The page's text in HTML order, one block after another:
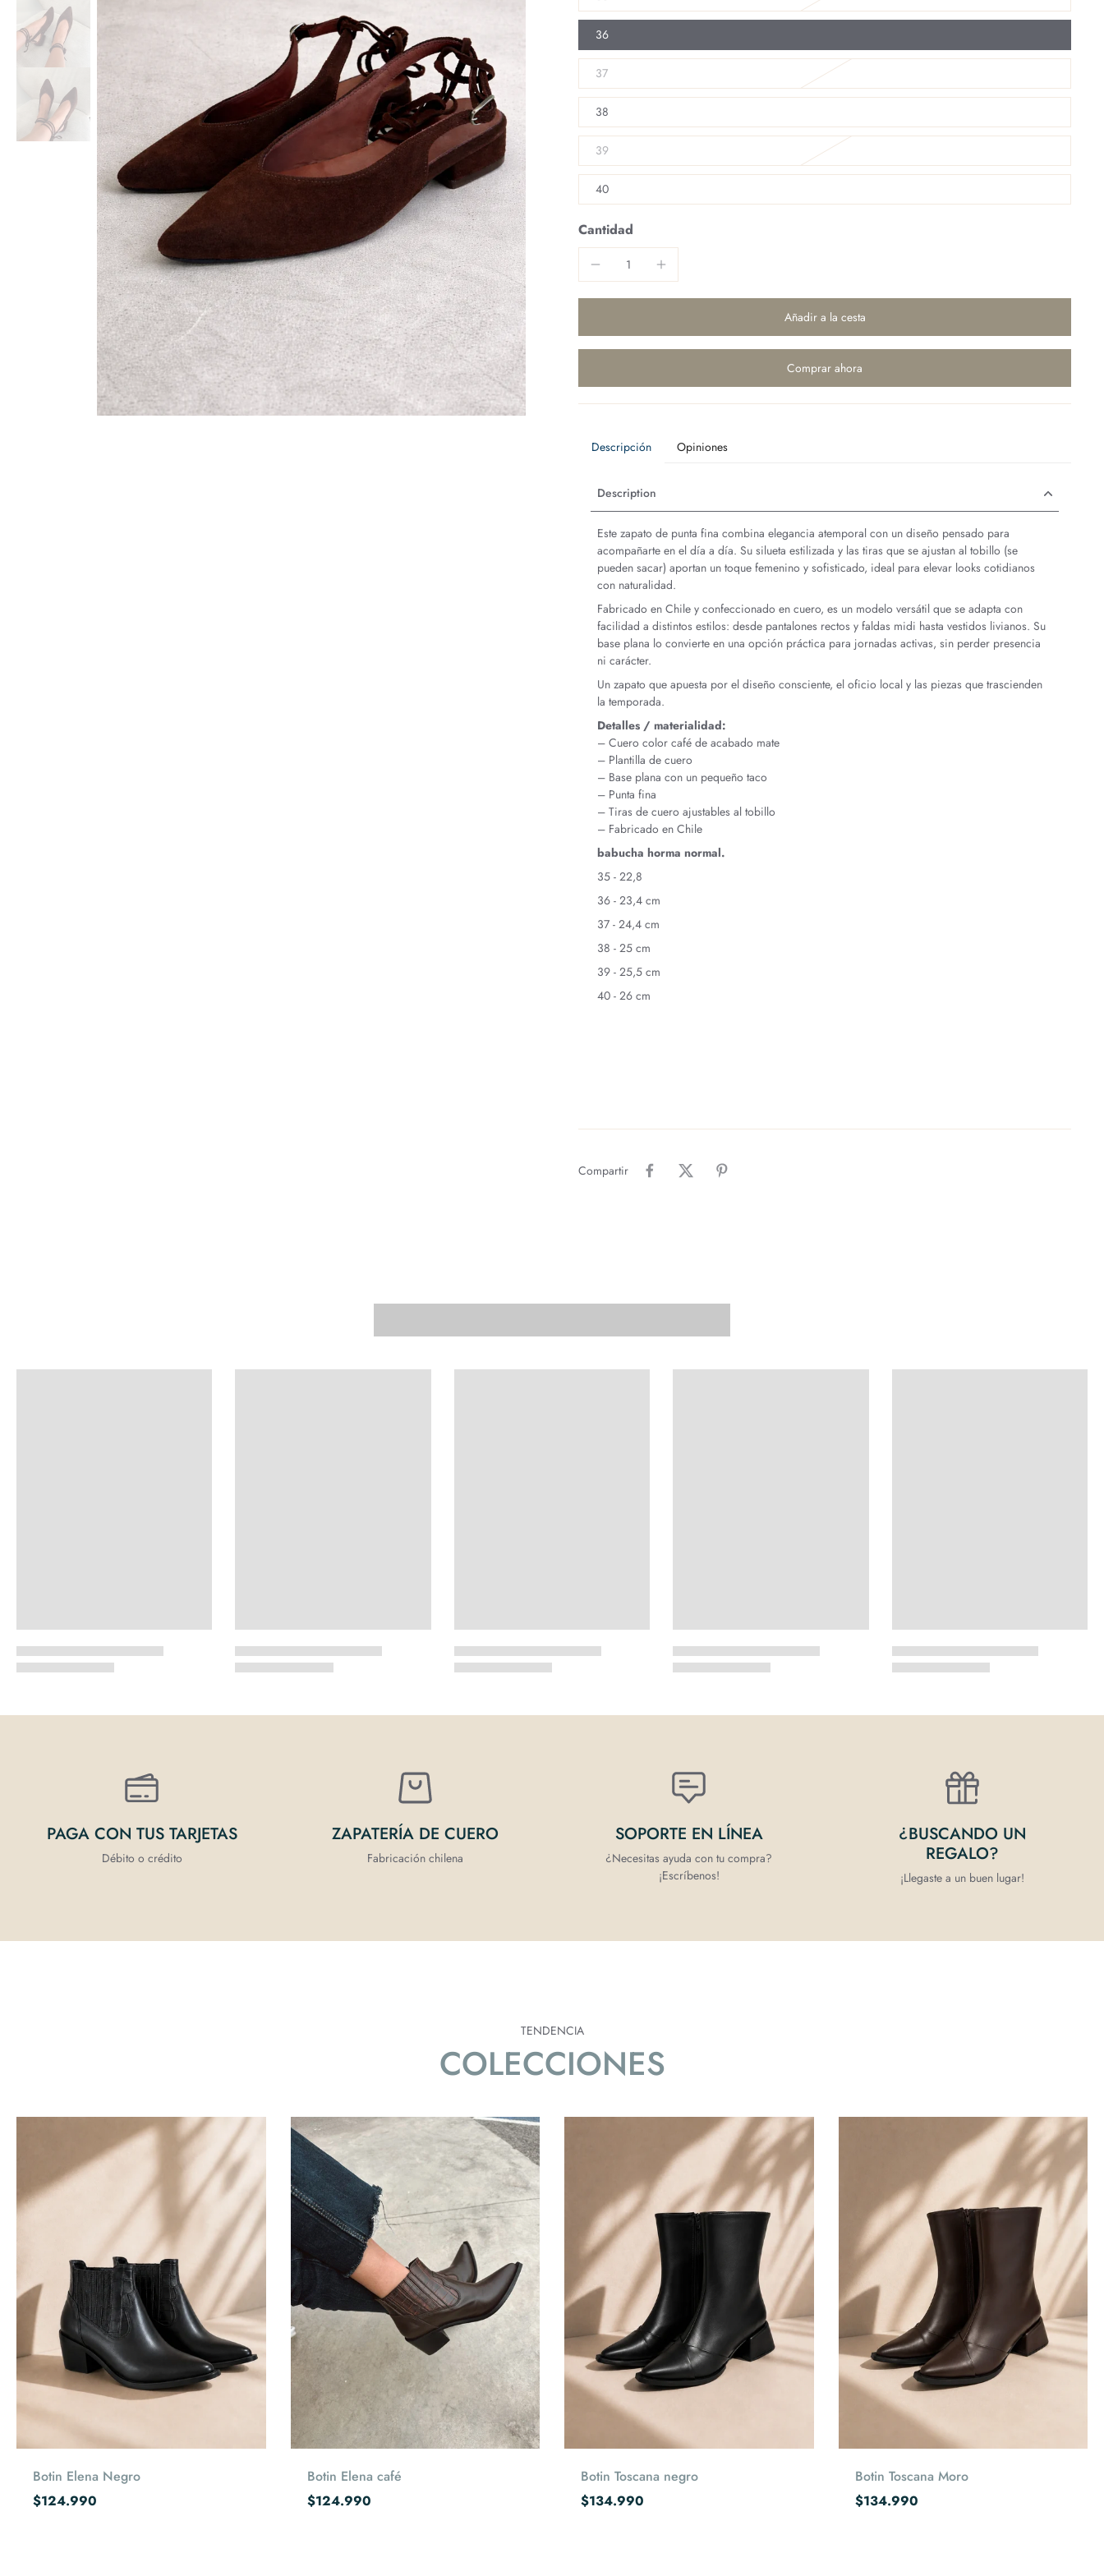
36
37
38
39
40
Cantidad
Añadir a la cesta
Comprar ahora
Descripción Opiniones
Description
Este zapato de punta fina combina elegancia atemporal con un diseño pensado para
acompañarte en el día a día. Su silueta estilizada y las tiras que se ajustan al tobillo (se
pueden sacar) aportan un toque femenino y sofisticado, ideal para elevar looks cotidianos
con naturalidad.
Fabricado en Chile y confeccionado en cuero, es un modelo versátil que se adapta con
facilidad a distintos estilos: desde pantalones rectos y faldas midi hasta vestidos livianos. Su
base plana lo convierte en una opción práctica para jornadas activas, sin perder presencia
ni carácter.
Un zapato que apuesta por el diseño consciente, el oficio local y las piezas que trascienden
la temporada.
Detalles / materialidad:
– Cuero color café de acabado mate
– Plantilla de cuero
– Base plana con un pequeño taco
– Punta fina
– Tiras de cuero ajustables al tobillo
– Fabricado en Chile
babucha horma normal.
35 - 22,8
36 - 23,4 cm
37 - 24,4 cm
38 - 25 cm
39 - 25,5 cm
40 - 26 cm
Compartir
PAGA CON TUS TARJETAS
Débito o crédito
ZAPATERÍA DE CUERO
Fabricación chilena
SOPORTE EN LÍNEA
¿Necesitas ayuda con tu compra?
¡Escríbenos!
¿BUSCANDO UN
REGALO?
¡Llegaste a un buen lugar!
TENDENCIA
COLECCIONES
Elige opciones
Botin Elena Negro
$124.990
Elige opciones
Botin Elena café
$124.990
Elige opciones
Botin Toscana negro
$134.990
Elige opciones
Botin Toscana Moro
$134.990